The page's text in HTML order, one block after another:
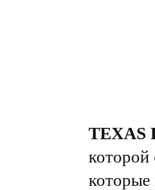
TEXAS
которой
которые